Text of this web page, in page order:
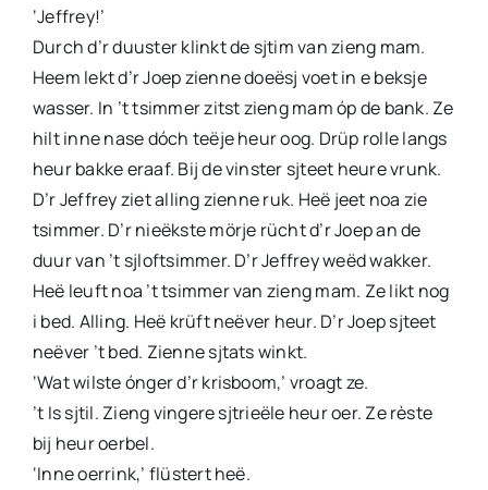
‘Jeffrey!’
Durch d’r duuster klinkt de sjtim van zieng mam.
Heem lekt d’r Joep zienne doeësj voet in e beksje
wasser. In ’t tsimmer zitst zieng mam óp de bank. Ze
hilt inne nase dóch teëje heur oog. Drüp rolle langs
heur bakke eraaf. Bij de vinster sjteet heure vrunk.
D’r Jeffrey ziet alling zienne ruk. Heë jeet noa zie
tsimmer. D’r nieëkste mörje rücht d’r Joep an de
duur van ’t sjloftsimmer. D’r Jeffrey weëd wakker.
Heë leuft noa ’t tsimmer van zieng mam. Ze likt nog
i bed. Alling. Heë krüft neëver heur. D’r Joep sjteet
neëver ’t bed. Zienne sjtats winkt.
‘Wat wilste ónger d’r krisboom,’ vroagt ze.
’t Is sjtil. Zieng vingere sjtrieële heur oer. Ze rèste
bij heur oerbel.
‘Inne oerrink,’ flüstert heë.